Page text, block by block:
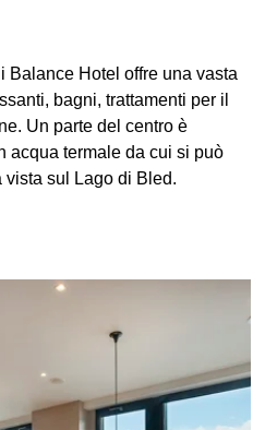
Balance Hotel offre una vasta
bagni, trattamenti per il
Un parte del centro è
acqua termale da cui si può
sul Lago di Bled.